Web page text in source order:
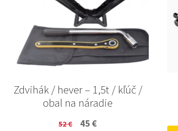
Zdvihák / hever – 1,5t / kľúč /
obal na náradie
52€
Original
45 €